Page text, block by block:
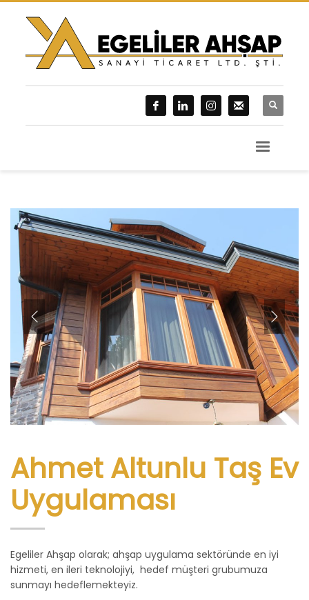
Ahmet Altunlu Taş Ev
Uygulaması
Egeliler Ahşap olarak; ahşap uygulama sektöründe en iyi
hizmeti, en ileri teknolojiyi, hedef müşteri grubumuza
sunmayı hedeflemekteyiz.